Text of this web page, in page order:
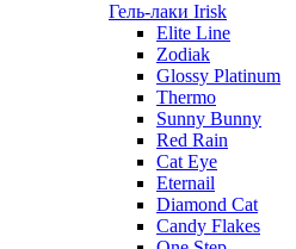
Гель-лаки Irisk
Elite Line
Zodiak
Glossy Platinum
Thermo
Sunny Bunny
Red Rain
Cat Eye
Eternail
Diamond Cat
Candy Flakes